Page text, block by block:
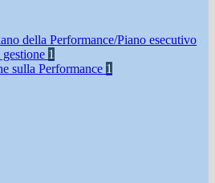
della Performance/Piano esecutivo
gestione 1
sulla Performance 1